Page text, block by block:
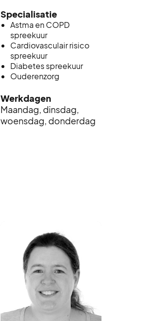
Specialisatie
Astma en COPD
spreekuur
Cardiovasculair risico
spreekuur
Diabetes spreekuur
Ouderenzorg
Werkdagen
Maandag, dinsdag,
woensdag, donderdag